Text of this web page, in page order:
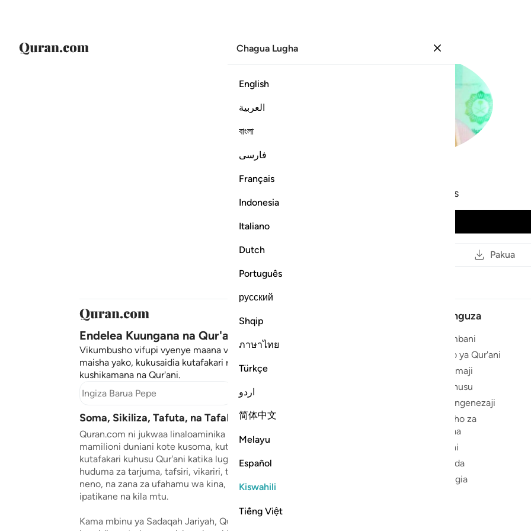
Chagua Lugha
English
العربية
বাংলা
فارسی
Français
Indonesia
Italiano
Dutch
Português
русский
Shqip
ภาษาไทย
Türkçe
اردو
简体中文
Melayu
Español
Kiswahili
Tiếng Việt
Abdur-Rahman as-Sudais
Pakua
Endelea Kuungana na Qur'ani ❤️
Vikumbusho vifupi vyenye maana vinavyoweka upya
maisha yako, kukusaidia kutafakari na kuendelea
kushikamana na Qur'ani.
Jisajili
Soma, Sikiliza, Tafuta, na Tafakari Qur'ani
Quran.com ni jukwaa linaloaminika na linalotumiwa na
mamilioni duniani kote kusoma, kutafuta, kusikiliza na
kutafakari kuhusu Qur'ani katika lugha tofauti. Inatoa
huduma za tarjuma, tafsiri, vikariri, tarjuma ya neno kwa
neno, na zana za ufahamu wa kina, kuifanya Qur'ani
ipatikane na kila mtu.
Kama mbinu ya Sadaqah Jariyah, Quran.com imejitolea
Chunguza
Nyumbani
Redio ya Qur'ani
Wasomaji
Kutuhusu
Watengenezaji
Sasisho za
Bidhaa
Maoni
Msaada
Changia